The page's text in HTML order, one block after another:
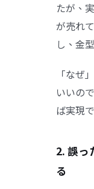
たが、
が売れ
し、金
「なぜ
いいの
ば実現
2. 誤っ
る